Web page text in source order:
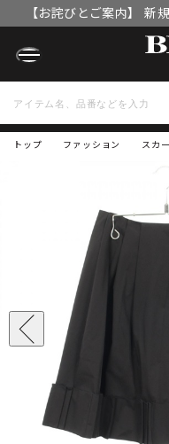
【お詫びとご案内】 新
OFFクーポ
トップ ファッション スカ